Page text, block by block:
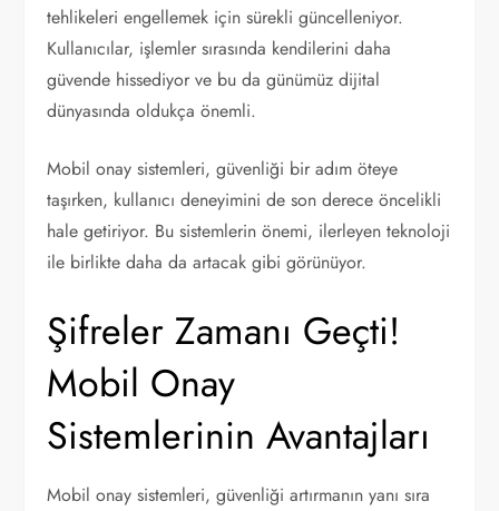
tehlikeleri engellemek için sürekli güncelleniyor.
Kullanıcılar, işlemler sırasında kendilerini daha
güvende hissediyor ve bu da günümüz dijital
dünyasında oldukça önemli.
Mobil onay sistemleri, güvenliği bir adım öteye
taşırken, kullanıcı deneyimini de son derece öncelikli
hale getiriyor. Bu sistemlerin önemi, ilerleyen teknoloji
ile birlikte daha da artacak gibi görünüyor.
Şifreler Zamanı Geçti!
Mobil Onay
Sistemlerinin Avantajları
Mobil onay sistemleri, güvenliği artırmanın yanı sıra